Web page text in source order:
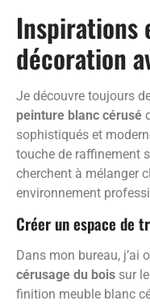
Inspirations
décoration
Je découvre toujours
peinture blanc cérusé
sophistiqués et
touche de raffinement
cherchent à mélanger
environnement
Créer un espace de
Dans mon bureau, j’ai
cérusage du bois sur
finition meuble blanc